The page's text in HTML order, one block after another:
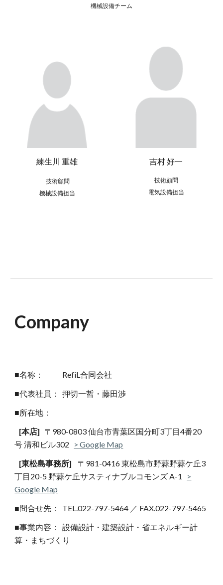
機械設備チーム
練生川 重雄
技術顧問
機械設備担当
吉村 好一
技術顧問
電気設備担当
Company
■名称：
RefiL合同会社
■代表社員：
押切一哲・藤田渉
■所在地：
[本店] 〒980-0803 仙台市青葉区国分町3丁目4番20
号 清和ビル302 > Google Map
[東松島事務所] 〒981-0416 東松島市野蒜野蒜ケ丘3
丁目20-5 野蒜ケ丘サスティナブルコモンズ A-1 >
Google Map
■問合せ先：
TEL.022-797-5464 ／ FAX.022-797-5465
■事業内容：
設備設計 ・建築設計 ・省エネルギー計
算・まちづくり